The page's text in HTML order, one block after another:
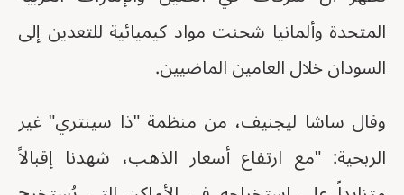
المتحدة وألمانيا شحنت مواد كيميائية للتعدين إلى
السودان خلال العامين الماضيين.
وقال ساشا ليجنيف، من منظمة "ذا سينتري" غير
الربحية: "مع ارتفاع أسعار الذهب، شهدنا إقبالاً